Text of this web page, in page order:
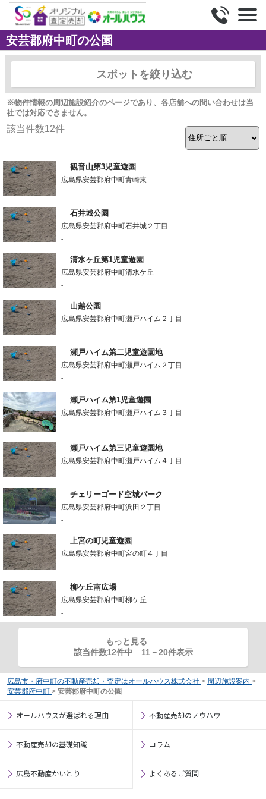
安芸郡府中町の公園
スポットを絞り込む
※物件情報の周辺施設紹介のページであり、各店舗への問い合わせは当
社では対応できません。
該当件数12件
観音山第3児童遊園
広島県安芸郡府中町青崎東
-
石井城公園
広島県安芸郡府中町石井城２丁目
-
清水ヶ丘第1児童遊園
広島県安芸郡府中町清水ケ丘
-
山越公園
広島県安芸郡府中町瀬戸ハイム２丁目
-
瀬戸ハイム第二児童遊園地
広島県安芸郡府中町瀬戸ハイム２丁目
-
瀬戸ハイム第1児童遊園
広島県安芸郡府中町瀬戸ハイム３丁目
-
瀬戸ハイム第三児童遊園地
広島県安芸郡府中町瀬戸ハイム４丁目
-
チェリーゴード空城パーク
広島県安芸郡府中町浜田２丁目
-
上宮の町児童遊園
広島県安芸郡府中町宮の町４丁目
-
柳ケ丘南広場
広島県安芸郡府中町柳ケ丘
-
もっと見る
該当件数12件中 11 －20件表示
広島市・府中町の不動産売却・査定はオールハウス株式会社 > 周辺施設案内 >
安芸郡府中町 > 安芸郡府中町の公園
オールハウスが選ばれる理由 不動産売却のノウハウ
不動産売却の基礎知識 コラム
広島不動産かいとり よくあるご質問